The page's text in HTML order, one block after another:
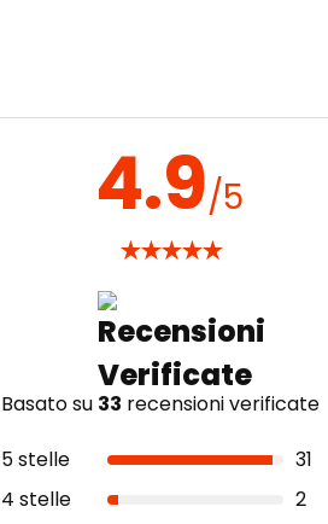
4.9/5
★★★★★
Basato su 33 recensioni verificate
5 stelle
31
4 stelle
2